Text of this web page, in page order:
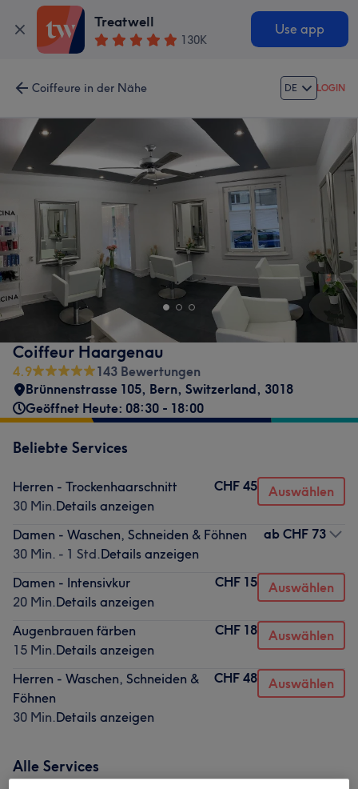
Treatwell
130K
Use app
Coiffeure in der Nähe DE LOGIN
Coiffeur Haargenau
4.9
143 Bewertungen
Brünnenstrasse 105, Bern, Switzerland, 3018
Geöffnet Heute: 08:30 - 18:00
Beliebte Services
Herren - Trockenhaarschnitt
30 Min.Details anzeigen
CHF 45 Auswählen
Damen - Waschen, Schneiden & Föhnen
30 Min. - 1 Std.Details anzeigen
ab CHF 73
Damen - Intensivkur
20 Min.Details anzeigen
CHF 15 Auswählen
Augenbrauen färben
15 Min.Details anzeigen
CHF 18 Auswählen
Herren - Waschen, Schneiden &
Föhnen
30 Min.Details anzeigen
CHF 48 Auswählen
Alle Services